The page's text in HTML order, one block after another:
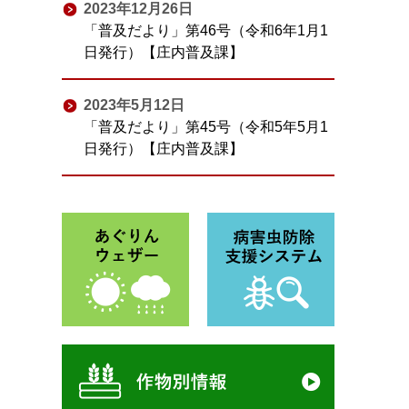
2023年12月26日
「普及だより」第46号（令和6年1月1
日発行）【庄内普及課】
2023年5月12日
「普及だより」第45号（令和5年5月1
日発行）【庄内普及課】